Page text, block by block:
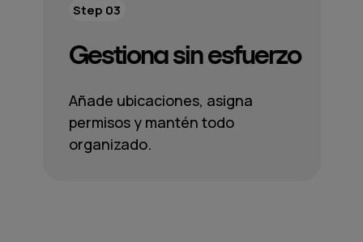
Gestiona sin esfuerzo
Añade ubicaciones, asigna
permisos y mantén todo
organizado.
Step 03